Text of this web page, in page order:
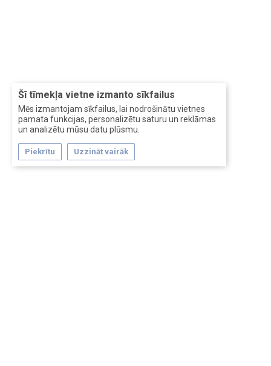
Šī tīmekļa vietne izmanto sīkfailus
Mēs izmantojam sīkfailus, lai nodrošinātu vietnes
pamata funkcijas, personalizētu saturu un reklāmas
un analizētu mūsu datu plūsmu.
Piekrītu Uzzināt vairāk